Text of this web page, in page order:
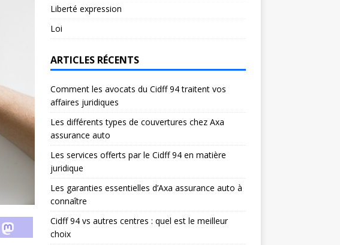
Liberté expression
Loi
ARTICLES RÉCENTS
Comment les avocats du Cidff 94 traitent vos
affaires juridiques
Les différents types de couvertures chez Axa
assurance auto
Les services offerts par le Cidff 94 en matière
juridique
Les garanties essentielles d’Axa assurance auto à
connaître
Cidff 94 vs autres centres : quel est le meilleur
choix